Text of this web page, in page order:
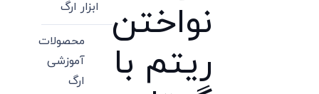
نواختن
ریتم با
ابزار ارگ
محصولات
آموزشی
ارگ